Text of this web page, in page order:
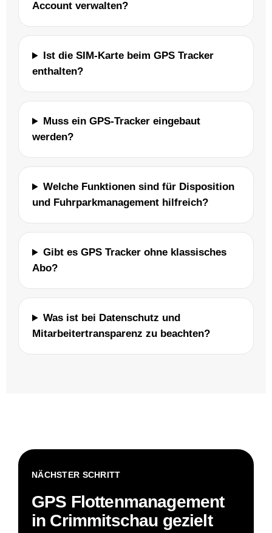
Account verwalten?
Ist die SIM-Karte beim GPS Tracker
enthalten?
Muss ein GPS-Tracker eingebaut
werden?
Welche Funktionen sind für Disposition
und Fuhrparkmanagement hilfreich?
Gibt es GPS Tracker ohne klassisches
Abo?
Was ist bei Datenschutz und
Mitarbeitertransparenz zu beachten?
NÄCHSTER SCHRITT
GPS Flottenmanagement
in Crimmitschau gezielt